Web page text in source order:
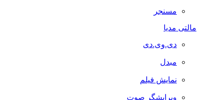
مدیا
دی.وی.دی
نمایش فیلم
ویرایشگر صوت